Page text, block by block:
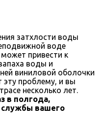
затхлости воды
воде
привести к
воды и
виниловой оболочки
эту проблему, и вы
несколько лет.
в полгода,
службы вашего